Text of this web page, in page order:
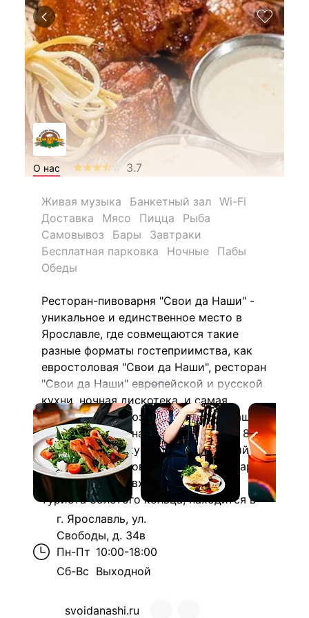
О нас 3.7
Живая музыка Банкетный зал
Wi-Fi
Доставка
Мясо Пицца
Рыба
Самовывоз
Бары
Завтраки
Бесплатная парковка
Ночные
Пабы
Обеды
Ресторан-пивоварня "Свои да Наши" -
уникальное и единственное место в
Ярославле, где совмещаются такие
разные форматы гостеприимства, как
евростоловая "Свои да Наши", ресторан
"Свои да Наши" европейской и русской
кухни, ночная дискотека, и самая
вкусная и эксклюзивная часть – "Наша
Пивоварня", где на протяжении уже 8
лет мы варим вкуснейший домашний
крафт трех сортов. Ресторан-пивоварня
"Свои да Наши" входит в Паспорт
туриста Золотого кольца, находится в
центральной части города, обладает
удобной парковкой, большим залом на
300 персон, стильным залом караоке на
40 персон с профессиональной
г. Ярославль, ул.
Свободы, д. 34в
Пн-Пт 10:00-18:00
Сб-Вс Выходной
svoidanashi.ru